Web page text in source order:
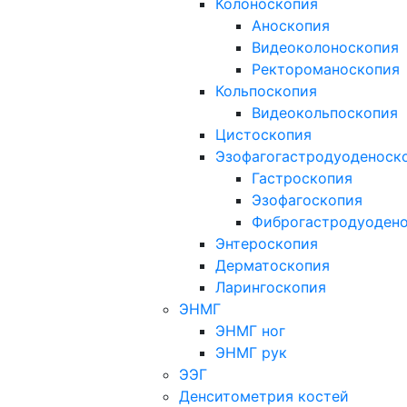
Колоноскопия
Аноскопия
Видеоколоноскопия
Ректороманоскопия
Кольпоскопия
Видеокольпоскопия
Цистоскопия
Гастроскопия
Эзофагоскопия
Энтероскопия
Дерматоскопия
Ларингоскопия
ЭНМГ
ЭНМГ ног
ЭНМГ рук
ЭЭГ
Денситометрия костей